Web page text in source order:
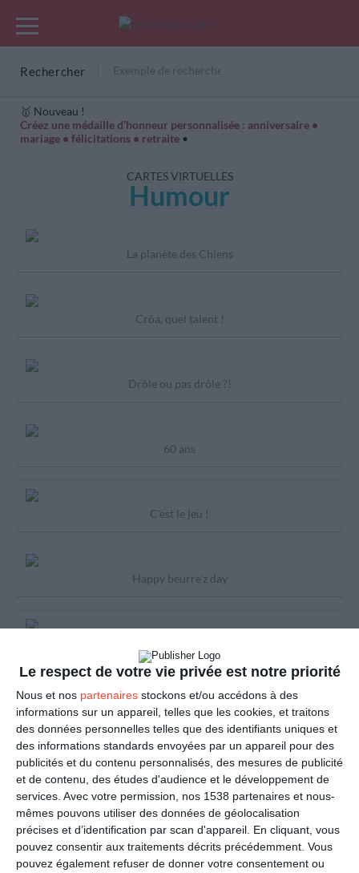
Le respect de votre vie privée est notre priorité
Nous et nos partenaires stockons et/ou accédons à des
informations sur un appareil, telles que les cookies, et traitons
des données personnelles telles que des identifiants uniques et
des informations standards envoyées par un appareil pour des
publicités et du contenu personnalisés, des mesures de publicité
et de contenu, des études d'audience et le développement de
services. Avec votre permission, nos 1538 partenaires et nous-
mêmes pouvons utiliser des données de géolocalisation
précises et d’identification par scan d'appareil. En cliquant, vous
pouvez consentir aux traitements décrits précédemment. Vous
pouvez également refuser de donner votre consentement ou
Rechercher
🥇 Nouveau !
Créez une médaille d’honneur personnalisée : anniversaire •
mariage • félicitations • retraite •
Cartes Hiver Cadeaux années de naissance
CARTES VIRTUELLES
Humour
La planète des Chiens
Crôa, quel talent !
Drôle ou pas drôle ?!
60 ans
C'est le jeu !
Happy beurre'z day
Sois pas si pressé de vieillir
Enjoy your day
Joy'oeufs anniversaire